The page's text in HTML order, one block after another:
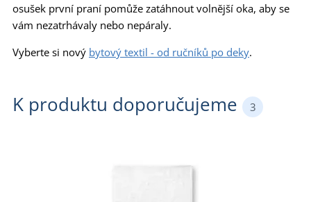
osušek první praní pomůže zatáhnout volnější oka, aby se
vám nezatrhávaly nebo nepáraly.
Vyberte si nový bytový textil - od ručníků po deky.
K produktu doporučujeme 3